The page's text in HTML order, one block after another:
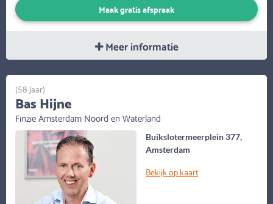
Maak gratis afspraak
Meer informatie
Buikslotermeerplein 377,
Amsterdam
Bekijk op kaart
(58 jaar)
Bas Hijne
Finzie Amsterdam Noord en Waterland